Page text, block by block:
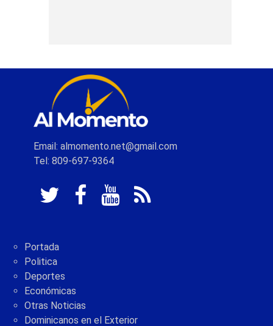
Email: almomento.net@gmail.com
Tel: 809-697-9364
Portada
Politica
Deportes
Económicas
Otras Noticias
Dominicanos en el Exterior